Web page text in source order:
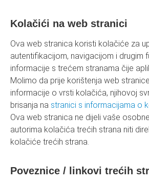
Kolačići na web stranici
Ova web stranica koristi kolačiće za
autentifikacijom, navigacijom i drugim
informacije s trećem stranama čije
Molimo da prije korištenja web
informacije o vrsti kolačića, njihovoj
brisanja na stranici s informacijama o
Ova web stranica ne dijeli vaše
autorima kolačića trećih strana niti
kolačiće trećih strana.
Poveznice / linkovi trećih